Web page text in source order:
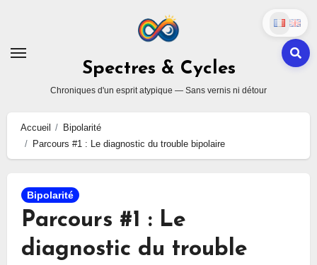
content
Spectres & Cycles
Chroniques d'un esprit atypique — Sans vernis ni détour
Accueil
Bipolarité
Parcours #1 : Le diagnostic du trouble bipolaire
Bipolarité
Parcours #1 : Le
diagnostic du trouble